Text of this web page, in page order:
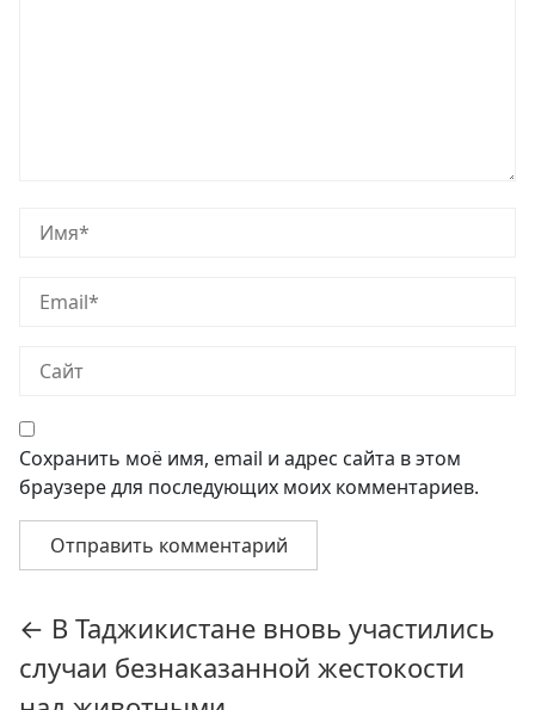
Сохранить моё имя, email и адрес сайта в этом
браузере для последующих моих комментариев.
по
записям
← В Таджикистане вновь участились
случаи безнаказанной жестокости